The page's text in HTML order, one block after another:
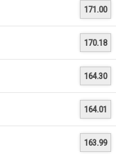
171.00
170.18
164.30
164.01
163.99